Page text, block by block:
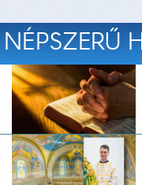
NÉPSZERŰ